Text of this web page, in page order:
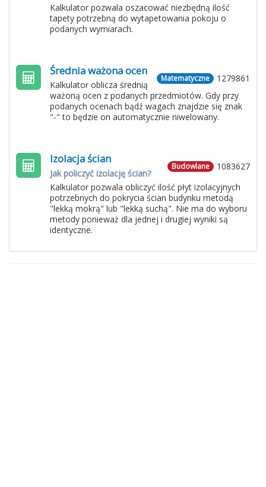
Kalkulator pozwala oszacować niezbędną ilość
tapety potrzebną do wytapetowania pokoju o
podanych wymiarach.
1279861
Matematyczne
Średnia ważona ocen
Kalkulator oblicza średnią
ważoną ocen z podanych przedmiotów. Gdy przy
podanych ocenach bądź wagach znajdzie się znak
"-" to będzie on automatycznie niwelowany.
1083627
Budowlane
Izolacja ścian
Jak policzyć izolację ścian?
Kalkulator pozwala obliczyć ilość płyt izolacyjnych
potrzebnych do pokrycia ścian budynku metodą
"lekką mokrą" lub "lekką suchą". Nie ma do wyboru
metody ponieważ dla jednej i drugiej wyniki są
identyczne.